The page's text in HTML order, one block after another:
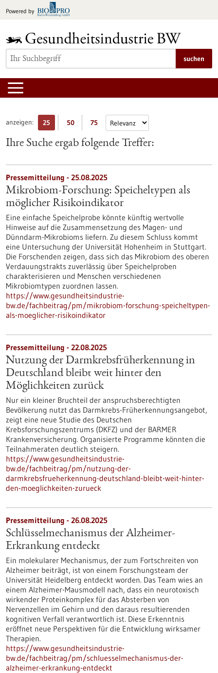
Inhalt
Powered by
suchen
anzeigen: 25 50 75
Ihre Suche ergab folgende Treffer:
Pressemitteilung - 25.08.2025
Mikrobiom-Forschung: Speicheltypen als
möglicher Risikoindikator
Eine einfache Speichelprobe könnte künftig wertvolle
Hinweise auf die Zusammensetzung des Magen- und
Dünndarm-Mikrobioms liefern. Zu diesem Schluss kommt
eine Untersuchung der Universität Hohenheim in Stuttgart.
Die Forschenden zeigen, dass sich das Mikrobiom des oberen
Verdauungstrakts zuverlässig über Speichelproben
charakterisieren und Menschen verschiedenen
Mikrobiomtypen zuordnen lassen.
https://www.gesundheitsindustrie-
bw.de/fachbeitrag/pm/mikrobiom-forschung-speicheltypen-
als-moeglicher-risikoindikator
Pressemitteilung - 22.08.2025
Nutzung der Darmkrebsfrüherkennung in
Deutschland bleibt weit hinter den
Möglichkeiten zurück
Nur ein kleiner Bruchteil der anspruchsberechtigten
Bevölkerung nutzt das Darmkrebs-Früherkennungsangebot,
zeigt eine neue Studie des Deutschen
Krebsforschungszentrums (DKFZ) und der BARMER
Krankenversicherung. Organisierte Programme könnten die
Teilnahmeraten deutlich steigern.
https://www.gesundheitsindustrie-
bw.de/fachbeitrag/pm/nutzung-der-
darmkrebsfrueherkennung-deutschland-bleibt-weit-hinter-
den-moeglichkeiten-zurueck
Pressemitteilung - 26.08.2025
Schlüsselmechanismus der Alzheimer-
Erkrankung entdeckt
Ein molekularer Mechanismus, der zum Fortschreiten von
Alzheimer beiträgt, ist von einem Forschungsteam der
Universität Heidelberg entdeckt worden. Das Team wies an
einem Alzheimer-Mausmodell nach, dass ein neurotoxisch
wirkender Proteinkomplex für das Absterben von
Nervenzellen im Gehirn und den daraus resultierenden
kognitiven Verfall verantwortlich ist. Diese Erkenntnis
eröffnet neue Perspektiven für die Entwicklung wirksamer
Therapien.
https://www.gesundheitsindustrie-
bw.de/fachbeitrag/pm/schluesselmechanismus-der-
alzheimer-erkrankung-entdeckt